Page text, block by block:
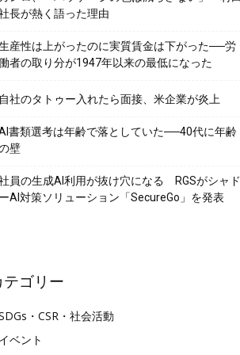
長が熱く語った理由
産性は上がったのに実質賃金は下がった──労
者の取り分が1947年以来の最低になった
社のタトゥー入れたら面接、米企業が炎上
書類選考は年齢で落としていた──40代に年齢
壁
員の生成AI利用が抜け穴になる RGSがシャド
AI対策ソリューション「SecureGo」を発表
テゴリー
・CSR・社会活動
ベント